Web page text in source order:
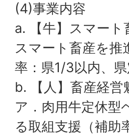
(4)事業内容
a. 【牛】スマート
スマート畜産を推
率：県1/3以内、県
b. 【人】畜産経
ア．肉用牛定休型
る取組支援（補助